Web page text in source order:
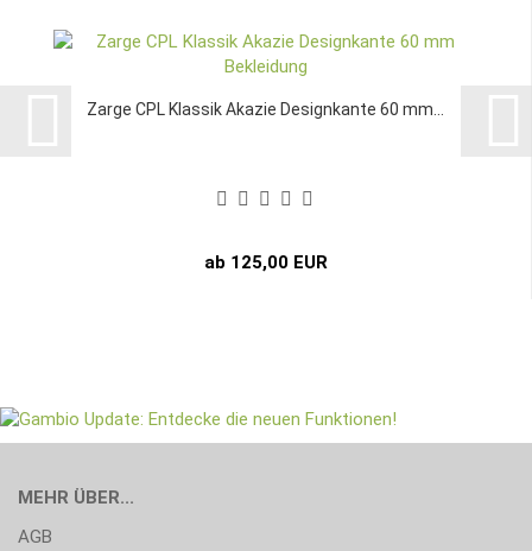
Zarge CPL Klassik Akazie Designkante 60 mm...
ab 125,00 EUR
MEHR ÜBER...
AGB